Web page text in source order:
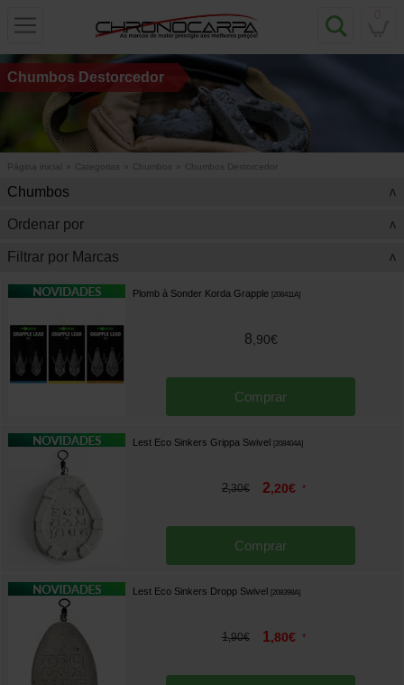
Chumbos Destorcedor
Página inicial Categorias Chumbos Chumbos Destorcedor
Chumbos >
Ordenar por >
Filtrar por Marcas >
Plomb à Sonder Korda Grapple [208411A]
8,90€
Comprar
Lest Eco Sinkers Grippa Swivel [208404A]
2,30€ 2,20€ *
Comprar
Lest Eco Sinkers Dropp Swivel [208398A]
1,90€ 1,80€ *